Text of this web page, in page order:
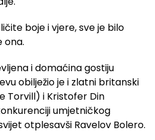
boje i vjere, sve je bilo
ona.
i domaćina gostiju
obilježio je i zlatni britanski
Torvill) i Kristofer Din
umjetničkog
otplesavši Ravelov Bolero.